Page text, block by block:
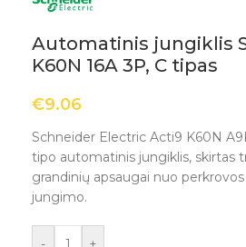
Automatinis jungiklis
K60N 16A 3P, C tipas
€9.06
Schneider Electric Acti9 K60N
tipo automatinis jungiklis, skirtas
grandinių apsaugai nuo
jungimo.